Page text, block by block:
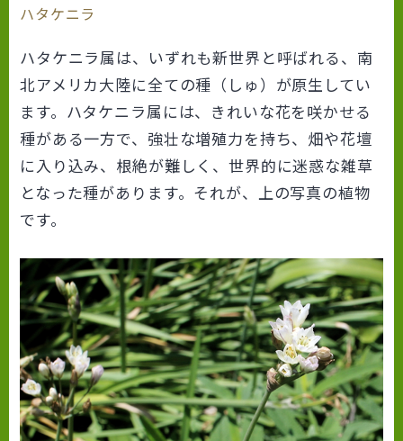
ハタケニラ
ハタケニラ属は、いずれも新世界と呼ばれる、南
北アメリカ大陸に全ての種（しゅ）が原生してい
ます。ハタケニラ属には、きれいな花を咲かせる
種がある一方で、強壮な増殖力を持ち、畑や花壇
に入り込み、根絶が難しく、世界的に迷惑な雑草
となった種があります。それが、上の写真の植物
です。